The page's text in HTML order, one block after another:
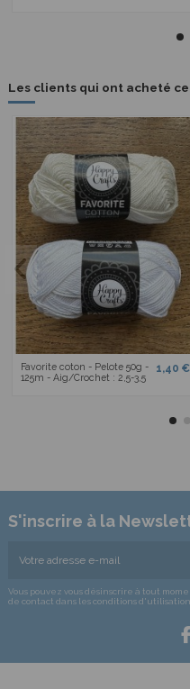
Les clients qui ont acheté
Favorite coton - Pelote 50g -
125m - Aig/Crochet : 2,5-3,5
1,40 €
S'inscrire à la
Vous pouvez vous désinscrire à tout
de contact dans les conditions d'utilisation